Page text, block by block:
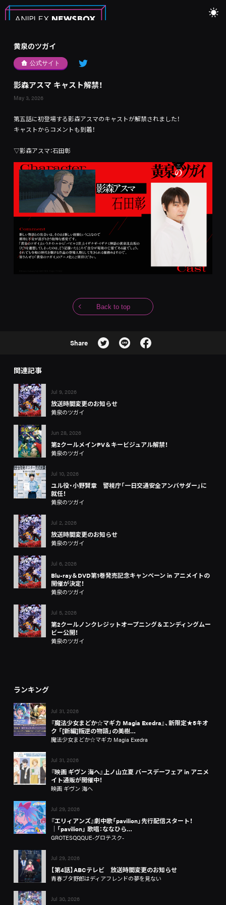
黄泉のツガイ
公式サイト
影森アスマ キャスト解禁！
May 3, 2026
第五話に初登場する影森アスマのキャストが解禁されました！
キャストからコメントも到着！
▽影森アスマ：石田彰
Back to top
Share
関連記事
Jul 9, 2026
放送時間変更のお知らせ
黄泉のツガイ
Jun 28, 2026
第2クールメインPV＆キービジュアル解禁！
黄泉のツガイ
Jul 10, 2026
ユル役・小野賢章 警視庁「一日交通安全アンバサダー」に
就任！
黄泉のツガイ
Jul 2, 2026
放送時間変更のお知らせ
黄泉のツガイ
Jul 6, 2026
Blu-ray＆DVD第1巻発売記念キャンペーン in アニメイトの
開催が決定！
黄泉のツガイ
Jul 5, 2026
第2クールノンクレジットオープニング＆エンディングムー
ビー公開！
黄泉のツガイ
ランキング
Jul 31, 2026
『魔法少女まどか☆マギカ Magia Exedra』、新限定★5キオ
ク 「[新編]叛逆の物語」の美樹…
魔法少女まどか☆マギカ Magia Exedra
Jul 31, 2026
『映画 ギヴン 海へ』上ノ山立夏 バースデーフェア in アニメ
イト通販が開催中！
映画 ギヴン 海へ
Jul 29, 2026
『エリィアンズ』劇中歌「pavilion」先行配信スタート！
│「pavilion」 歌唱：ななひら…
GROTESQQQUE-グロテスク-
Jul 29, 2026
【第4話】ABCテレビ 放送時間変更のお知らせ
青春ブタ野郎はディアフレンドの夢を見ない
Jul 30, 2026